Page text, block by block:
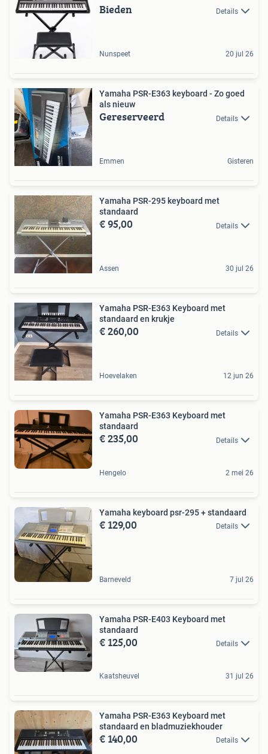
Bieden Details
Nunspeet 20 jul 26
Yamaha PSR-E363 keyboard - Zo goed
als nieuw
Gereserveerd Details
Emmen Gisteren
Yamaha PSR-295 keyboard met
standaard
€ 95,00 Details
Assen 30 jul 26
Yamaha PSR-E363 Keyboard met
standaard en krukje
€ 260,00 Details
Hoevelaken 12 jun 26
Yamaha PSR-E363 Keyboard met
standaard
€ 235,00 Details
Hengelo 2 mei 26
Yamaha keyboard psr-295 + standaard
€ 129,00 Details
Barneveld 7 jul 26
Yamaha PSR-E403 Keyboard met
standaard
€ 125,00 Details
Kaatsheuvel 31 jul 26
Yamaha PSR-E363 Keyboard met
standaard en bladmuziekhouder
€ 140,00 Details